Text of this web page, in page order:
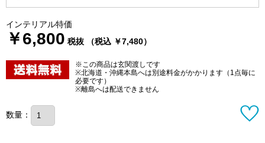
インテリアル特価
￥6,800 税抜 （税込 ￥7,480）
※この商品は玄関渡しです
※北海道・沖縄本島へは別途料金がかかります（1点毎に
必要です）
※離島へは配送できません
数量：